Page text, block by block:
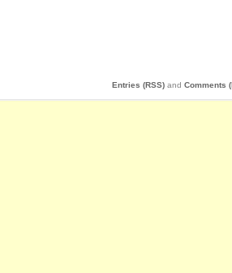
Entries (RSS) and Comments